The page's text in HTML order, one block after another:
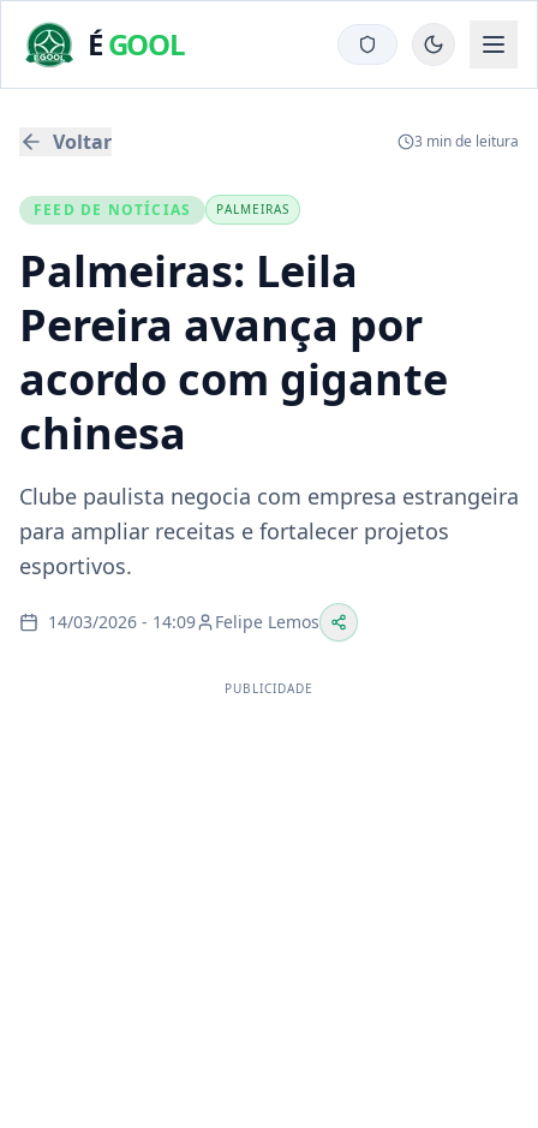
ÉGOOL
Voltar 3 min de leitura
FEED DE NOTÍCIAS PALMEIRAS
Palmeiras: Leila
Pereira avança por
acordo com gigante
chinesa
Clube paulista negocia com empresa estrangeira
para ampliar receitas e fortalecer projetos
esportivos.
14/03/2026 - 14:09 Felipe Lemos
PUBLICIDADE